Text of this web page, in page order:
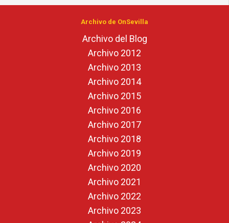
Archivo de OnSevilla
Archivo del Blog
Archivo 2012
Archivo 2013
Archivo 2014
Archivo 2015
Archivo 2016
Archivo 2017
Archivo 2018
Archivo 2019
Archivo 2020
Archivo 2021
Archivo 2022
Archivo 2023